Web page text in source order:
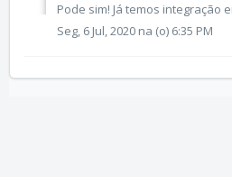
Seg, 6 Jul, 2020 na (o) 6:35 PM